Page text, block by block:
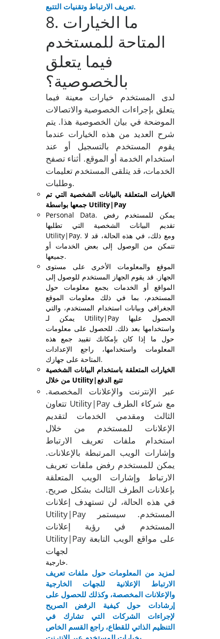
تعريف الارتباط وتقنيات التتبع.
8. ما الخيارات
المتاحة للمستخدم
فيما يتعلق
بالخصوصية؟
لدى المستخدم خيارات معينة فيما
يتعلق بإجراءات الخصوصية والاتصالات
الموضحة في بيان الخصوصية هذا. يتم
شرح العديد من هذه الخيارات عندما
يقوم المستخدم بالتسجيل أو عند
استخدام الخدمة أو الموقع. أثناء تصفح
الخدمات، قد يتلقى المستخدم تعليمات
وطلبات.
الخيارات المتعلقة بالبيانات الشخصية التي تم
جمعها بواسطة Utility|Pay
Personal Data. يمكن للمستخدم رفض
تقديم البيانات الشخصية التي تطلبها
Utility|Pay. ومع ذلك، في هذه الحالة، قد لا
تتمكن من الوصول إلى بعض الخدمات أو
جميعها.
الموقع والمعلومات الأخرى على مستوى
الجهاز. قد يقوم الجهاز المستخدم للوصول إلى
المواقع أو الخدمات بجمع معلومات حول
المستخدم، بما في ذلك معلومات الموقع
الجغرافي وبيانات استخدام المستخدم، والتي
يمكن لـ Utility|Pay الحصول عليها
واستخدامها بعد ذلك. للحصول على معلومات
حول ما إذا كان بإمكانك تقييد جمع هذه
المعلومات واستخدامها، راجع الإعدادات
المتاحة على جهازك.
الخيارات المتعلقة باستخدام البيانات الشخصية
من خلال Utility|تتبع الدفع
عبر الإنترنت والإعلانات المخصصة.
تتعاون Utility|Pay مع شركاء الطرف
الثالث ومقدمي الخدمات لتقديم
الإعلانات للمستخدم من خلال
استخدام ملفات تعريف الارتباط
وإشارات الويب المرتبطة بالإعلانات.
يمكن للمستخدم رفض ملفات تعريف
الارتباط وإشارات الويب المتعلقة
بإعلانات الطرف الثالث بشكل صريح.
في هذه الحالة، لن تستهدف إعلانات
Utility|Pay المستخدم. سيستمر
المستخدم في رؤية إعلانات
Utility|Pay على مواقع الويب التابعة
لجهات
خارجية.
لمزيد من المعلومات حول ملفات تعريف
الارتباط الإعلانية للجهات الخارجية
والإعلانات المخصصة، وكذلك للحصول على
إرشادات حول كيفية الرفض الصريح
لإجراءات الشركات التي تشارك في
التنظيم الذاتي للقطاع، راجع القسم الخاص